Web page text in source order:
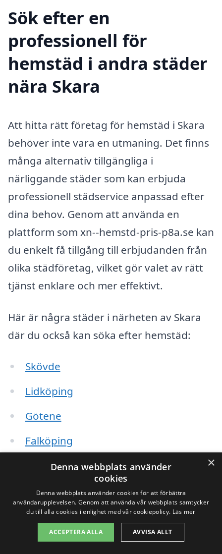
Sök efter en
professionell för
hemstäd i andra städer
nära Skara
Att hitta rätt företag för hemstäd i Skara
behöver inte vara en utmaning. Det finns
många alternativ tillgängliga i
närliggande städer som kan erbjuda
professionell städservice anpassad efter
dina behov. Genom att använda en
plattform som xn--hemstd-pris-p8a.se kan
du enkelt få tillgång till erbjudanden från
olika städföretag, vilket gör valet av rätt
tjänst enklare och mer effektivt.
Här är några städer i närheten av Skara
där du också kan söka efter hemstäd:
Skövde
Lidköping
Götene
Falköping
Mariestad
Debbas
Häggum
Sundlid
×
Denna webbplats använder
cookies
Denna webbplats använder cookies för att förbättra
användarupplevelsen. Genom att använda vår webbplats samtycker
du till alla cookies i enlighet med vår cookiepolicy. Läs mer
ACCEPTERA ALLA AVVISA ALLT